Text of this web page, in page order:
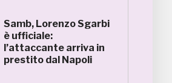
Samb, Lorenzo Sgarbi
è ufficiale:
l’attaccante arriva in
prestito dal Napoli